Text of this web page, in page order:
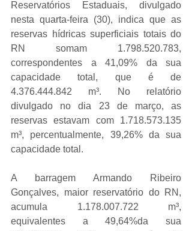
Reservatórios Estaduais, divulgado
nesta quarta-feira (30), indica que as
reservas hídricas superficiais totais do
RN somam 1.798.520.783,
correspondentes a 41,09% da sua
capacidade total, que é de
4.376.444.842 m³. No relatório
divulgado no dia 23 de março, as
reservas estavam com 1.718.573.135
m³, percentualmente, 39,26% da sua
capacidade total.
A barragem Armando Ribeiro
Gonçalves, maior reservatório do RN,
acumula 1.178.007.722 m³,
equivalentes a 49,64%da sua